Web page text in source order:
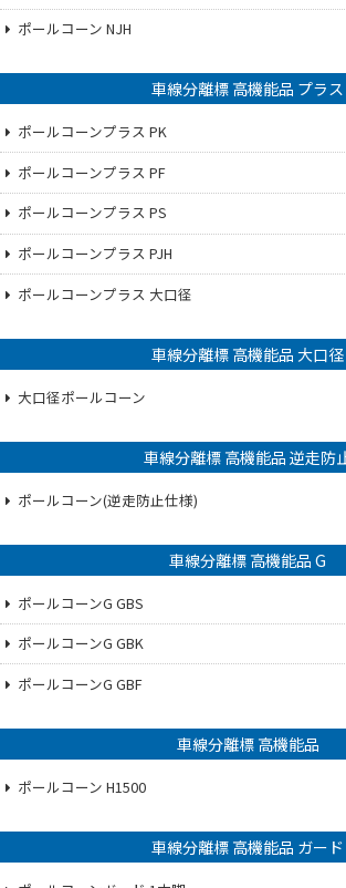
ポールコーン NJH
車線分離標 高機能品 プラス
ポールコーンプラス PK
ポールコーンプラス PF
ポールコーンプラス PS
ポールコーンプラス PJH
ポールコーンプラス 大口径
車線分離標 高機能品 大口径
大口径ポールコーン
車線分離標 高機能品 逆走防
ポールコーン(逆走防止仕様)
車線分離標 高機能品 G
ポールコーンG GBS
ポールコーンG GBK
ポールコーンG GBF
車線分離標 高機能品
ポールコーン H1500
車線分離標 高機能品 ガード